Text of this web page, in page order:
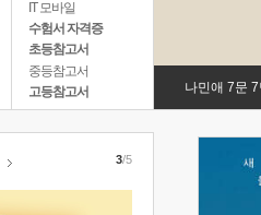
IT 모바일
수험서 자격증
초등참고서
중등참고서
고등참고서
나민애 7문
3/5